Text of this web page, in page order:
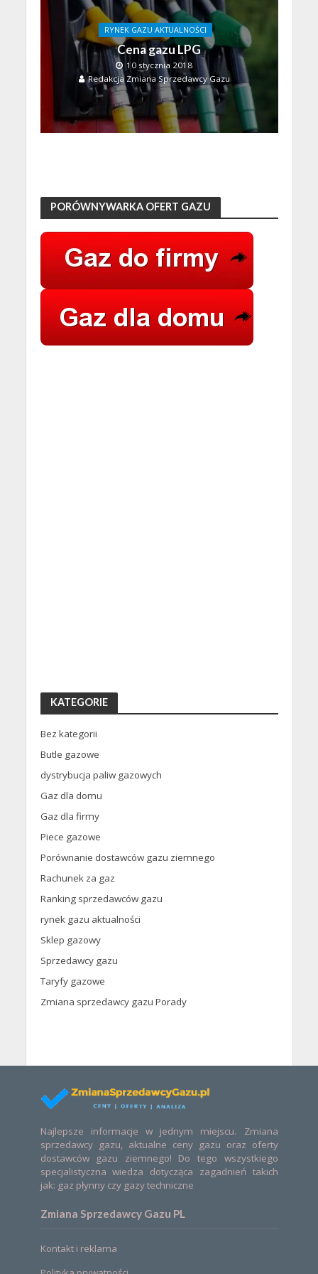
RYNEK GAZU AKTUALNOŚCI
Cena gazu LPG
10 stycznia 2018
Redakcja Zmiana Sprzedawcy Gazu
PORÓWNYWARKA OFERT GAZU
KATEGORIE
Bez kategorii
Butle gazowe
dystrybucja paliw gazowych
Gaz dla domu
Gaz dla firmy
Piece gazowe
Porównanie dostawców gazu ziemnego
Rachunek za gaz
Ranking sprzedawców gazu
rynek gazu aktualności
Sklep gazowy
Sprzedawcy gazu
Taryfy gazowe
Zmiana sprzedawcy gazu Porady
Najlepsze informacje w jednym miejscu. Zmiana
sprzedawcy gazu, aktualne ceny gazu oraz oferty
dostawców gazu ziemnego! Do tego wszystkiego
specjalistyczna wiedza dotycząca zagadnień takich
jak: gaz płynny czy gazy techniczne
Zmiana Sprzedawcy Gazu PL
Kontakt i reklama